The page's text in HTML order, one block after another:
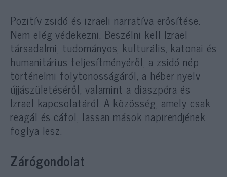
Pozitív zsidó és izraeli narratíva erősítése.
Nem elég védekezni. Beszélni kell Izrael
társadalmi, tudományos, kulturális, katonai és
humanitárius teljesítményéről, a zsidó nép
történelmi folytonosságáról, a héber nyelv
újjászületéséről, valamint a diaszpóra és
Izrael kapcsolatáról. A közösség, amely csak
reagál és cáfol, lassan mások napirendjének
foglya lesz.
Zárógondolat